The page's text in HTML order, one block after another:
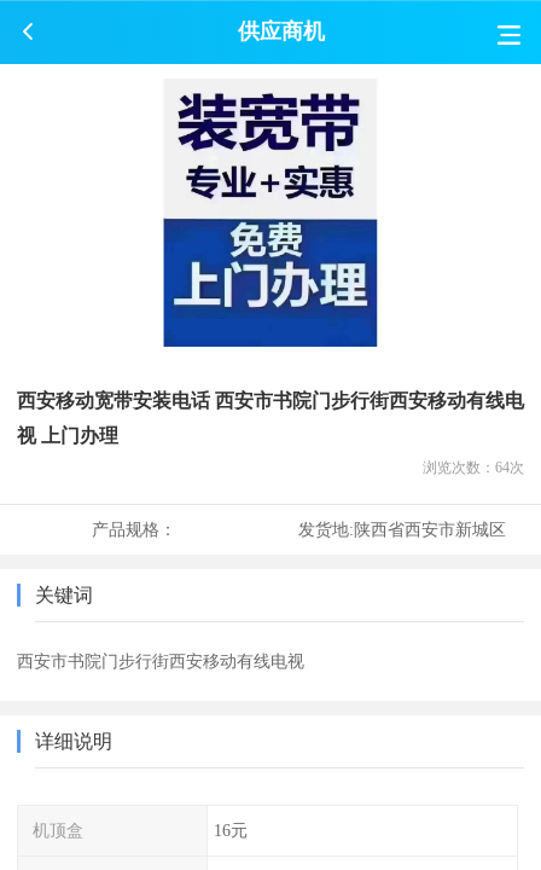
供应商机
西安移动宽带安装电话 西安市书院门步行街西安移动有线电
视 上门办理
浏览次数： 64次
产品规格： 发货地:陕西省西安市新城区
关键词
西安市书院门步行街西安移动有线电视
详细说明
机顶盒 16元